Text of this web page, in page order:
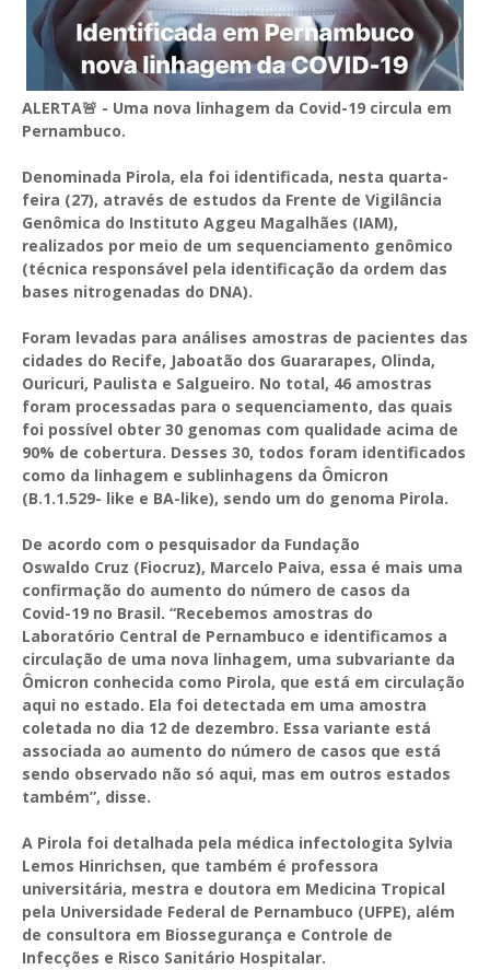
ALERTA🚨 - Uma nova linhagem da Covid-19 circula em
Pernambuco.
Denominada Pirola, ela foi identificada, nesta quarta-
feira (27), através de estudos da Frente de Vigilância
Genômica do Instituto Aggeu Magalhães (IAM),
realizados por meio de um sequenciamento genômico
(técnica responsável pela identificação da ordem das
bases nitrogenadas do DNA).
Foram levadas para análises amostras de pacientes das
cidades do Recife, Jaboatão dos Guararapes, Olinda,
Ouricuri, Paulista e Salgueiro. No total, 46 amostras
foram processadas para o sequenciamento, das quais
foi possível obter 30 genomas com qualidade acima de
90% de cobertura. Desses 30, todos foram identificados
como da linhagem e sublinhagens da Ômicron
(B.1.1.529- like e BA-like), sendo um do genoma Pirola.
De acordo com o pesquisador da Fundação
Oswaldo Cruz (Fiocruz), Marcelo Paiva, essa é mais uma
confirmação do aumento do número de casos da
Covid-19 по Brasil. “Recebemos amostras do
Laboratório Central de Pernambuco e identificamos a
circulação de uma nova linhagem, uma subvariante da
Ômicron conhecida como Pirola, que está em circulação
aqui no estado. Ela foi detectada em uma amostra
coletada no dia 12 de dezembro. Essa variante está
associada ao aumento do número de casos que está
sendo observado não só aqui, mas em outros estados
também”, disse.
A Pirola foi detalhada pela médica infectologita Sylvia
Lemos Hinrichsen, que também é professora
universitária, mestra e doutora em Medicina Tropical
pela Universidade Federal de Pernambuco (UFPE), além
de consultora em Biossegurança e Controle de
Infecções e Risco Sanitário Hospitalar.